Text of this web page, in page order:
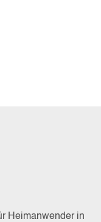
Heimanwender in